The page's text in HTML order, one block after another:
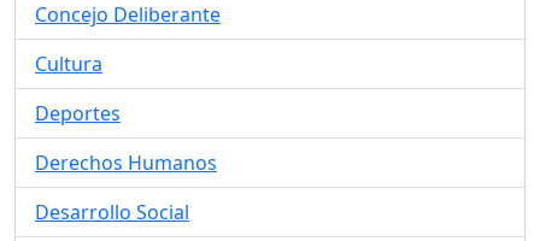
Concejo Deliberante
Cultura
Deportes
Derechos Humanos
Desarrollo Social